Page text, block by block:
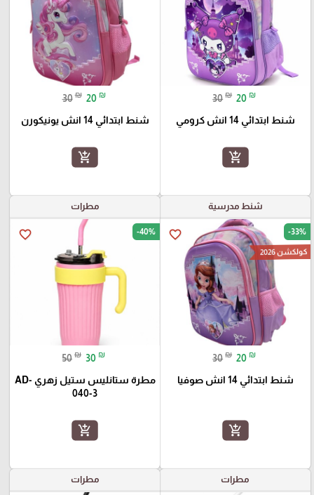
30 ₪ 20 ₪
شنط ابتدائي 14 انش كرومي
add_shopping_cart
30 ₪ 20 ₪
شنط ابتدائي 14 انش يونيكورن
add_shopping_cart
شنط مدرسية
favorite_border -33%
كولكشن 2026
30 ₪ 20 ₪
شنط ابتدائي 14 انش صوفيا
add_shopping_cart
مطرات
favorite_border -40%
50 ₪ 30 ₪
مطرة ستانليس ستيل زهري AD-
040-3
add_shopping_cart
مطرات مطرات